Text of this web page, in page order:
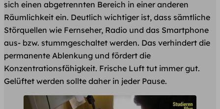
sich einen abgetrennten Bereich in einer anderen
Räumlichkeit ein. Deutlich wichtiger ist, dass sämtliche
Störquellen wie Fernseher, Radio und das Smartphone
aus- bzw. stummgeschaltet werden. Das verhindert die
permanente Ablenkung und fördert die
Konzentrationsfähigkeit. Frische Luft tut immer gut.
Gelüftet werden sollte daher in jeder Pause.